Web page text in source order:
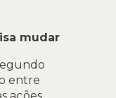
mudar
entre